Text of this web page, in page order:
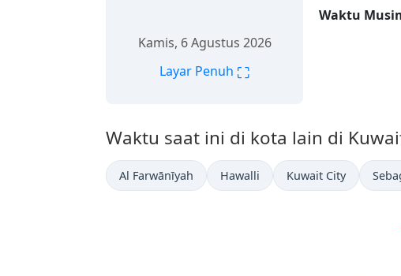
Kamis, 6 Agustus 2026
Layar Penuh ⛶
Waktu
Waktu saat ini di kota lain di
Al Farwānīyah Hawalli Kuwait City